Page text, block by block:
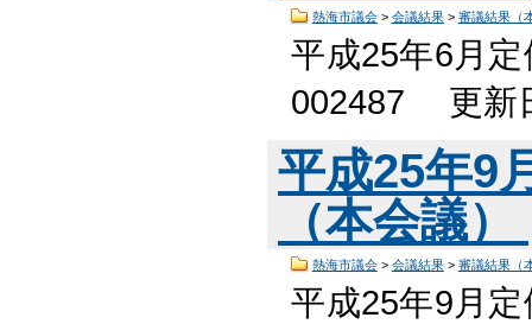
熱海市議会> 会議結果> 審議結果（
平成25年6月
002487 更新
平成25年9
（本会議）
熱海市議会> 会議結果> 審議結果（
平成25年9月